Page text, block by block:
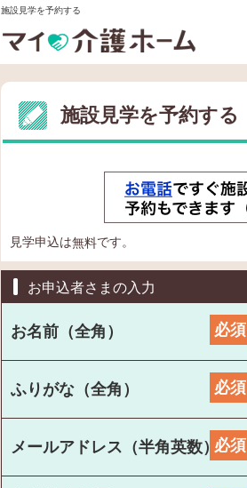
施設見学を予約する
施設見学を予約する
見学申込は無料です。
お申込者さまの入力
お名前（全角） 必須
ふりがな（全角） 必須
メールアドレス（半角英数）必須